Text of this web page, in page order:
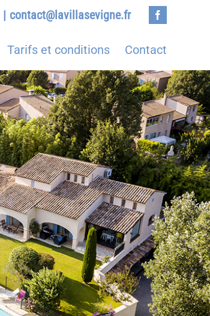
| contact@lavillasevigne.fr Facebook
Tarifs et conditions Contact